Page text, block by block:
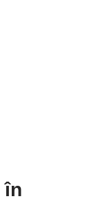
în